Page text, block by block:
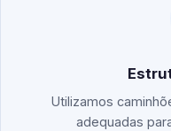
Utilizamos
adequadas